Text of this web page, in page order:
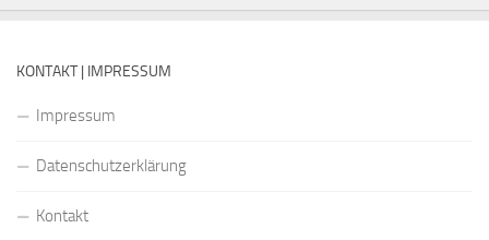
KONTAKT | IMPRESSUM
Impressum
Datenschutzerklärung
Kontakt